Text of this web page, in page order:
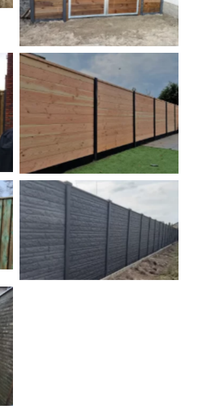
Douglas
Rots motief antraciet